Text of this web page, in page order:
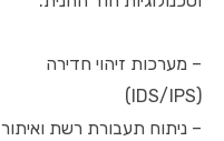
– מערכות זיהוי חדירה
(IDS/IPS)
– ניתוח תעבורת רשת ואיתור